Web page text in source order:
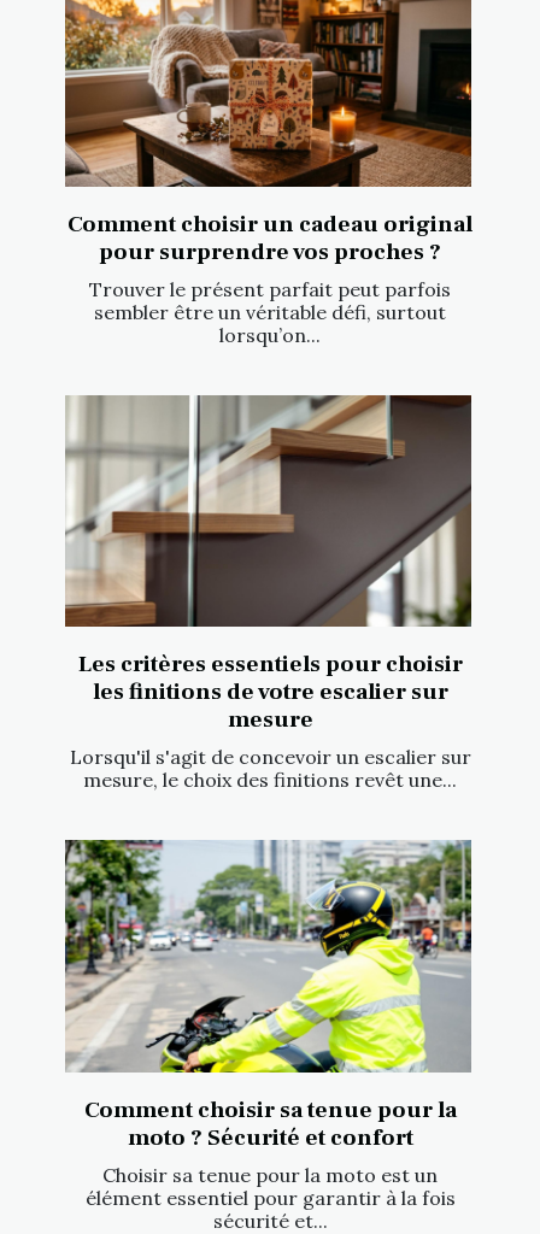
Comment choisir un cadeau original
pour surprendre vos proches ?
Trouver le présent parfait peut parfois
sembler être un véritable défi, surtout
lorsqu’on...
Les critères essentiels pour choisir
les finitions de votre escalier sur
mesure
Lorsqu'il s'agit de concevoir un escalier sur
mesure, le choix des finitions revêt une...
Comment choisir sa tenue pour la
moto ? Sécurité et confort
Choisir sa tenue pour la moto est un
élément essentiel pour garantir à la fois
sécurité et...